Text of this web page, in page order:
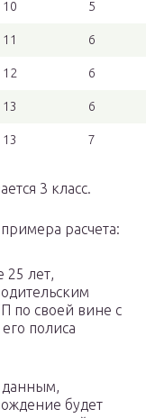
10 5
11 6
12 6
13 6
13 7
3 класс.
расчета:
25 лет,
по своей вине с
полиса
будет